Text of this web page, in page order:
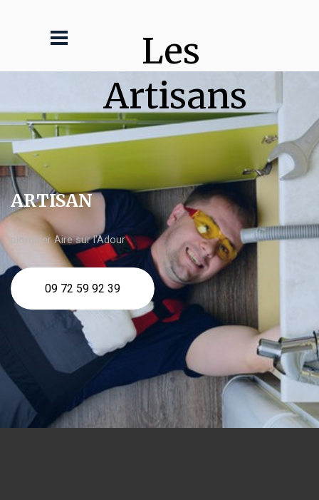
Les
Artisans
ARTISAN
plombier Aire sur l'Adour
09 72 59 92 39